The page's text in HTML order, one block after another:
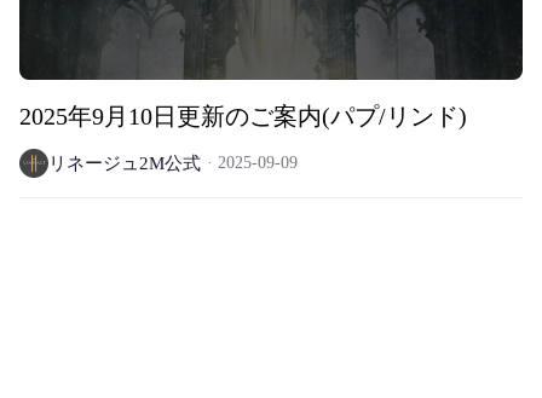
2025年9月10日更新のご案内(パプ/リンド)
リネージュ2M公式 2025-09-09